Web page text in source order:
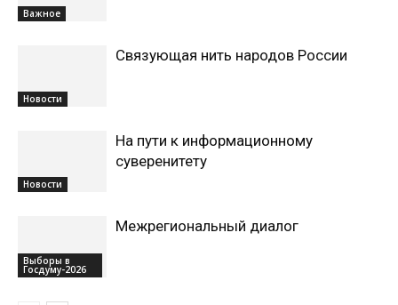
Важное
Новости
Связующая нить народов России
Новости
На пути к информационному
суверенитету
Выборы в
Госдуму-2026
Межрегиональный диалог